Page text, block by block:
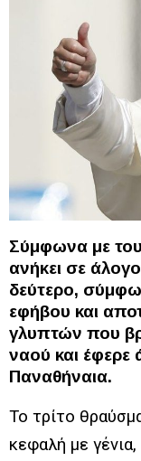
Σύμφωνα με
ανήκει σε
δεύτερο,
εφήβου και
γλυπτών που
ναού και
Παναθήναια.
Το τρίτο
κεφαλή με